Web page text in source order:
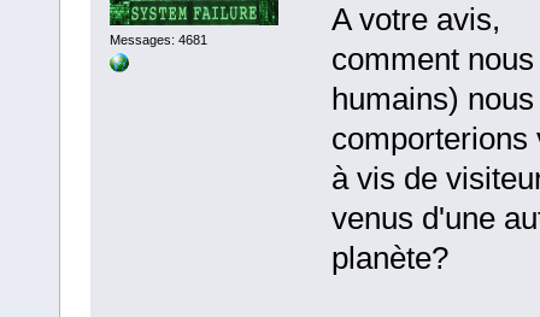
Messages: 4681
A votre avis,
comment
humains) nous
comporterions
à vis de
venus d'une
planète?